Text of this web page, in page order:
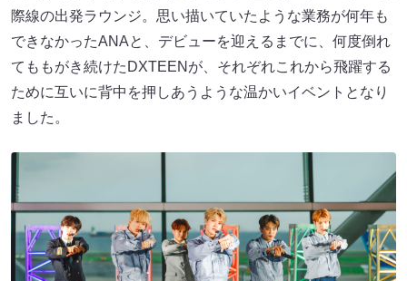
際線の出発ラウンジ。思い描いていたような業務が何年も
できなかったANAと、デビューを迎えるまでに、何度倒れ
てももがき続けたDXTEENが、それぞれこれから⾶躍する
ために互いに背中を押しあうような温かいイベントとなり
ました。